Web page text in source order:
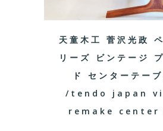
天童木工 菅沢光政
リーズ ビンテージ
ド センターテー
/tendo japan
remake